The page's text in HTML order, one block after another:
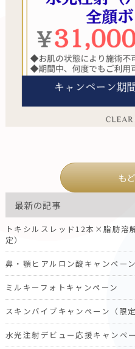
も
最新の記事
トキシルスレッド12本×脂肪溶
定）
鼻・顎ヒアルロン酸キャンペー
ミルキーフォトキャンペーン
スキンバイブキャンペーン（限定
水光注射デビュー応援キャンペ